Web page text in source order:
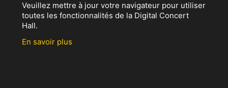
Veuillez mettre à jour votre navigateur pour utiliser
toutes les fonctionnalités de la Digital Concert
Hall.
En savoir plus